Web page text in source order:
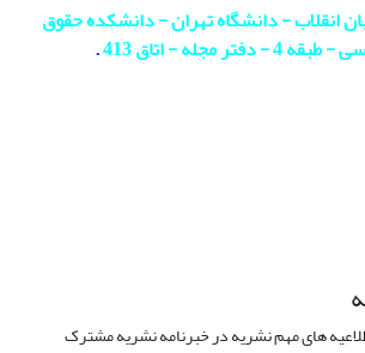
انقلاب - دانشگاه تهران - دانشکده حقوق
مجله - اتاق 413
.
های مهم نشریه در خبرنامه نشریه مشترک